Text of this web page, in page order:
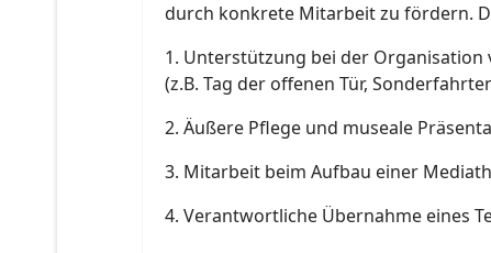
durch konkrete Mitarbeit zu fördern.
1. Unterstützung bei der Organisation
(z.B. Tag der offenen Tür,
2. Äußere Pflege und museale
3. Mitarbeit beim Aufbau einer
4. Verantwortliche Übernahme eines